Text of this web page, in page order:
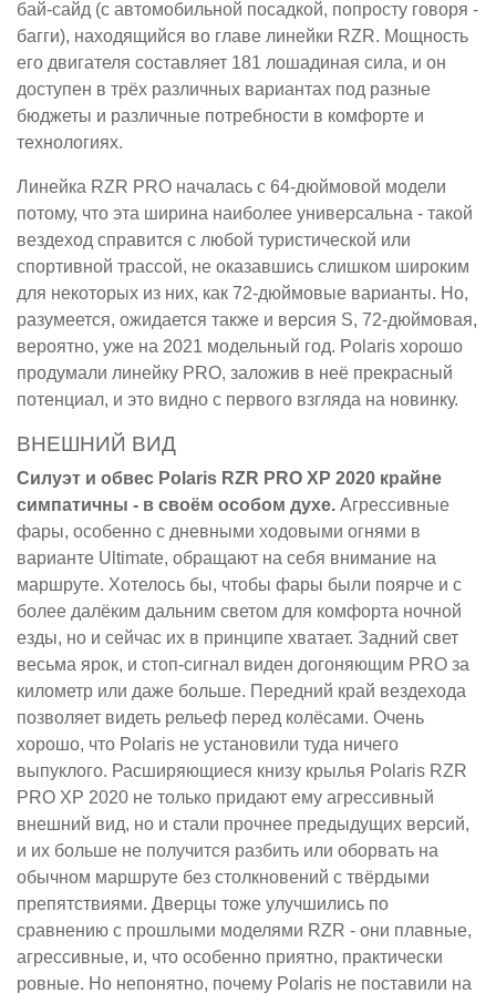
бай-сайд (с автомобильной посадкой, попросту говоря -
багги), находящийся во главе линейки RZR. Мощность
его двигателя составляет 181 лошадиная сила, и он
доступен в трёх различных вариантах под разные
бюджеты и различные потребности в комфорте и
технологиях.
Линейка RZR PRO началась с 64-дюймовой модели
потому, что эта ширина наиболее универсальна - такой
вездеход справится с любой туристической или
спортивной трассой, не оказавшись слишком широким
для некоторых из них, как 72-дюймовые варианты. Но,
разумеется, ожидается также и версия S, 72-дюймовая,
вероятно, уже на 2021 модельный год. Polaris хорошо
продумали линейку PRO, заложив в неё прекрасный
потенциал, и это видно с первого взгляда на новинку.
ВНЕШНИЙ ВИД
Силуэт и обвес Polaris RZR PRO XP 2020 крайне
симпатичны - в своём особом духе. Агрессивные
фары, особенно с дневными ходовыми огнями в
варианте Ultimate, обращают на себя внимание на
маршруте. Хотелось бы, чтобы фары были поярче и с
более далёким дальним светом для комфорта ночной
езды, но и сейчас их в принципе хватает. Задний свет
весьма ярок, и стоп-сигнал виден догоняющим PRO за
километр или даже больше. Передний край вездехода
позволяет видеть рельеф перед колёсами. Очень
хорошо, что Polaris не установили туда ничего
выпуклого. Расширяющиеся книзу крылья Polaris RZR
PRO XP 2020 не только придают ему агрессивный
внешний вид, но и стали прочнее предыдущих версий,
и их больше не получится разбить или оборвать на
обычном маршруте без столкновений с твёрдыми
препятствиями. Дверцы тоже улучшились по
сравнению с прошлыми моделями RZR - они плавные,
агрессивные, и, что особенно приятно, практически
ровные. Но непонятно, почему Polaris не поставили на